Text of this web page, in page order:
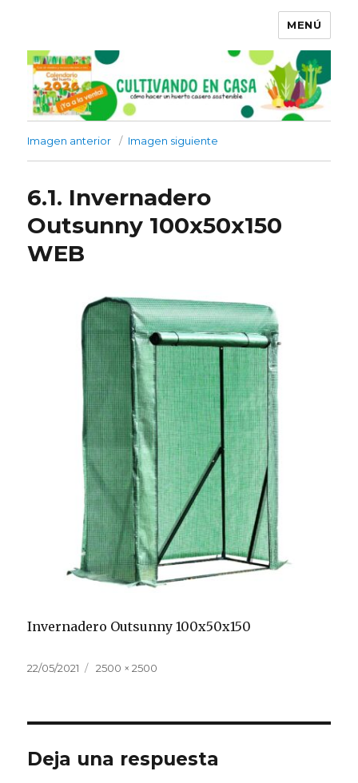
MENÚ
Imagen anterior Imagen siguiente
6.1. Invernadero
Outsunny 100x50x150
WEB
Invernadero Outsunny 100x50x150
Publicado
22/05/2021
Tamaño
2500 × 2500
Deja una respuesta